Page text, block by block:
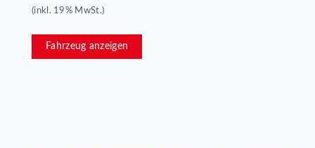
(inkl. 19% MwSt.)
Fahrzeug anzeigen